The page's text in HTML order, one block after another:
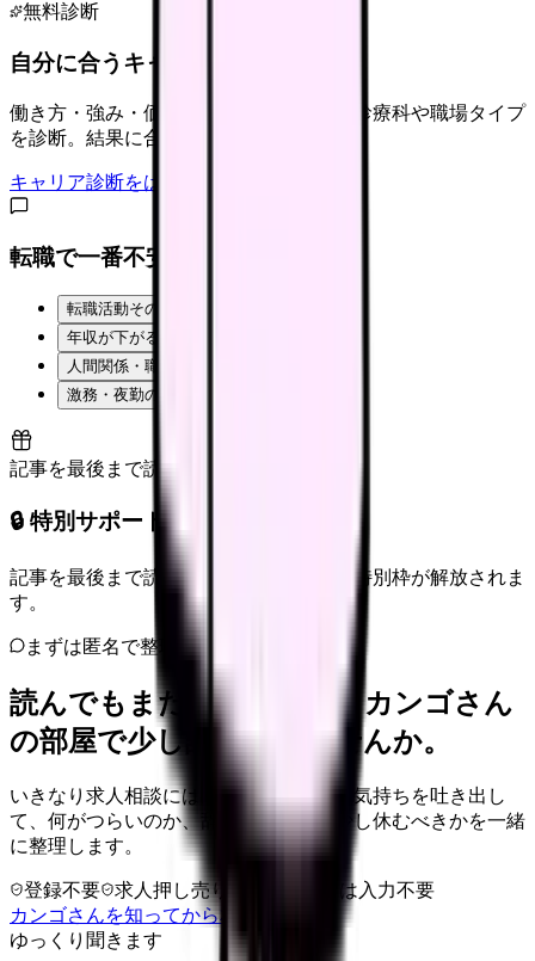
無料診断
自分に合うキャリアタイプは？
働き方・強み・価値観から、向いている診療科や職場タイプ
を診断。結果に合う求人も表示。
キャリア診断をはじめる
転職で一番不安なことは？
転職活動そのものが不安
年収が下がるのが怖い
人間関係・職場の雰囲気
激務・夜勤の負担
記事を最後まで読むと解放
🔒 特別サポート枠（未開放）
記事を最後まで読むと、転職サポートの特別枠が解放されま
す。
まずは匿名で整理
読んでもまだ苦しいなら、カンゴさん
の部屋で少し話してみませんか。
いきなり求人相談には進みません。今の気持ちを吐き出し
て、何がつらいのか、辞めるべきか、少し休むべきかを一緒
に整理します。
登録不要 求人押し売りなし
病院名は入力不要
カンゴさんを知ってから相談する
ゆっくり聞きます